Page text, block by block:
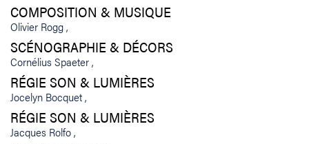
COMPOSITION & MUSIQUE
Olivier Rogg
SCÉNOGRAPHIE & DÉCORS
Cornélius Spaeter
RÉGIE SON & LUMIÈRES
Jocelyn Bocquet
RÉGIE SON & LUMIÈRES
Jacques Rolfo